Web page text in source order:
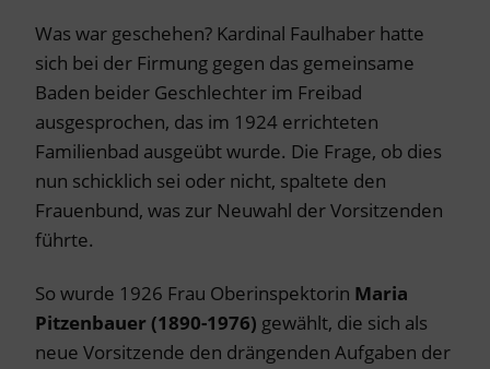
Was war geschehen? Kardinal Faulhaber hatte
sich bei der Firmung gegen das gemeinsame
Baden beider Geschlechter im Freibad
ausgesprochen, das im 1924 errichteten
Familienbad ausgeübt wurde. Die Frage, ob dies
nun schicklich sei oder nicht, spaltete den
Frauenbund, was zur Neuwahl der Vorsitzenden
führte.
So wurde 1926 Frau Oberinspektorin Maria
Pitzenbauer (1890-1976) gewählt, die sich als
neue Vorsitzende den drängenden Aufgaben der